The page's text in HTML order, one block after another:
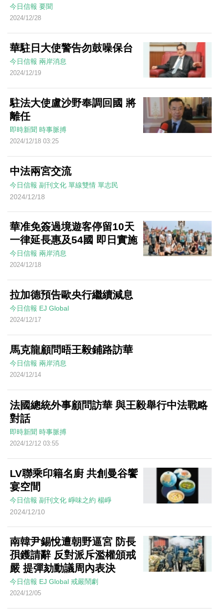
今日信報 要聞
2024/12/28
華駐日大使警告勿鼓噪保台
今日信報 兩岸消息
2024/12/19
駐法大使盧沙野奉調回國 將
離任
即時新聞 時事脈搏
2024/12/18 03:25
中法兩宮交流
今日信報 副刊文化 單線雙情 單志民
2024/12/18
華准免簽過境遊客停留10天
一律延長惠及54國 即日實施
今日信報 兩岸消息
2024/12/18
拉加德預告歐央行繼續減息
今日信報 EJ Global
2024/12/17
馬克龍顧問晤王毅鋪路訪華
今日信報 兩岸消息
2024/12/14
法國總統外事顧問訪華 與王毅舉行中法戰略
對話
即時新聞 時事脈搏
2024/12/12 03:55
LV聯乘印籍名廚 共創曼谷饗
宴空間
今日信報 副刊文化 崢味之約 楊崢
2024/12/10
南韓尹錫悅遭朝野逼宮 防長
孭鑊請辭 反對派斥濫權頒戒
嚴 提彈劾動議周內表決
今日信報 EJ Global 戒嚴鬧劇
2024/12/05